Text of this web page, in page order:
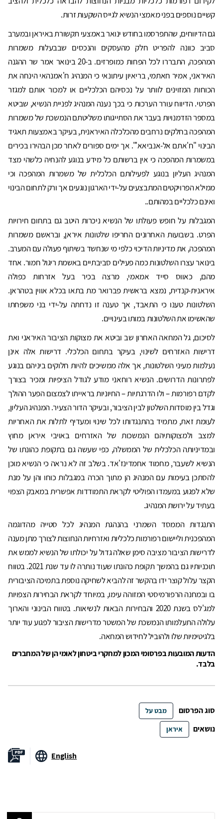
קשיים נוספים בפני מאמצי הנשיא לגייס השקעות זרות.
גם הדיווחים, שהתפרסמו בחודש ינואר באמצעי תקשורת באיראן ובמערב
סביב כוונה להפריט חלק מהעסקים והנכסים שבבעלות משמרות
המהפכה, התבררו לכל הפחות כמופרזים. ב-20 בינואר אמר שר ההגנה
האיראני, אמיר חאתמי, בריאיון עיתונאי כי המנהיג ח'אמנהאי הינחה את
הכוחות המזוינים לוותר על נכסיהם הכלכליים או למכור אותם למגזר
הפרטי. הדיווח עורר הערכות כי בכך נענה המנהיג לפניית הנשיא, שביטא
במספר הזדמנויות בעבר את הסתייגותו משליטתם הנמשכת של משמרות
המהפכה בחלקים נרחבים מהכלכלה האיראנית, בעיקר באמצעות תאגיד
הבינוי "ח'אתם אל-אנביאא'". אך ימים ספורים לאחר מכן הבהירו בכירים
במשמרות המהפכה כי אין ברשותם כל מידע בנוגע להנחיה כלשהי מצד
המנהיג העליון בנוגע לפעילותם הכלכלית של משמרות המהפכה וכי
ממילא הפרויקטים המתבצעים על-ידי הארגון נוגעים אך ורק לתחום הבינוי
ואינם כלכליים במהותם..
המגבלות על חופש פעולתו של הנשיא ניכרות היטב גם בתחום חירויות
הפרט. בשבועות האחרונים החריפו שלטונות איראן, ובראשם משמרות
המהפכה, את מדיניות הדיכוי כלפי מי שנחשד בשיתוף פעולה עם המערב.
בינואר עצרו השלטונות כמה פעילים סביבתיים באשמת ריגול חמור. אחד
מהם, כאווס סייד אמאמי, מרצה בכיר בעל אזרחות כפולה
איראנית-קנדית, נמצא בראשית פברואר מת בתאו בכלא אווין בטהראן.
השלטונות טענו כי התאבד, אך טענה זו נדחתה על-ידי בני משפחתו
שהאשימו את השלטונות במותו בעינויים.
לסיכום, גל המחאה האחרון שב וביטא את מצוקות הציבור האיראני ואת
דרישות האזרחים לשינוי, בעיקר בתחום הכלכלי. דרישות אלה אינן
נעלמות מעיני השלטונות, אך אלה ממשיכים להיות חלוקים ביניהם בנוגע
לפתרונות הדרושים. הנשיא רוחאני מודע לגודל הציפיות ומכיר בצורך
לקדם רפורמות – ולו הדרגתיות – החיוניות בראייתו לצמצום הפער ההולך
וגדל בין מוסדות השלטון לבין הציבור, ובעיקר הדור הצעיר. המנהיג העליון,
לעומת זאת, מתמיד בהתנגדותו לכל שינוי ומעדיף לתלות את האחריות
למצב ולמצוקותיהם הנמשכות של האזרחים באויבי איראן מחוץ
ובמדיניותה הכלכלית של הממשלה, כפי שעשה גם בתקופת כהונתו של
הנשיא לשעבר, מחמוד אחמדינז'אד. בשלב זה לא נראה כי הנשיא מוכן
להסתכן בעימות עם המנהיג הן מתוך הכרה במגבלות כוחו והן על מנת
שלא לפגוע במעמדו הפוליטי לקראת התמודדות אפשרית במאבק הצפוי
בעתיד על ירושת המנהיג.
התנגדות הממסד השמרני בהנהגת המנהיג לכל סטייה מהדוגמה
המהפכנית וליישום רפורמות כלכליות ואזרחיות הנחוצות לצורך מתן מענה
לדרישות הציבור מציבה סימן שאלה גדול על יכולתו של הנשיא לממש את
תוכניותיו גם בהמשך תקופת כהונתו שעוד נותרה לו עד שנת 2021. בטווח
הקצר עלול קוצר ידו בהקשר זה להביא לשחיקה נוספת בתמיכה הציבורית
בו ובמחנה הרפורמיסטי המזוהה עימו, במיוחד לקראת הבחירות הצפויות
למג'לס בשנת 2020 והבחירות הבאות לנשיאות. בטווח הבינוני והארוך
עלולה התעלמותו הנמשכת של המשטר מדרישות הציבור לפגוע עוד יותר
בלגיטימיות שלו ולהוביל לחידוש המחאה.
הדעות המובעות בפרסומי המכון למחקרי ביטחון לאומי הן של המחברים
בלבד.
סוג הפרסום מבט על
נושאים איראן
English